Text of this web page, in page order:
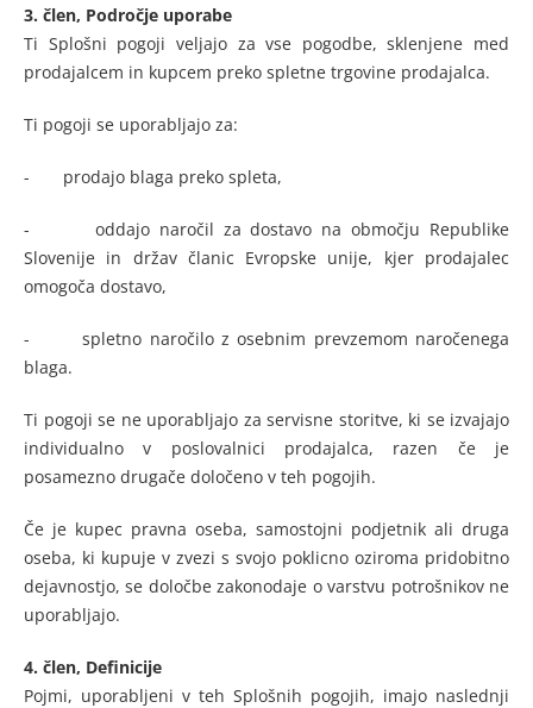
3. člen, Področje uporabe
Ti Splošni pogoji veljajo za vse pogodbe, sklenjene med
prodajalcem in kupcem preko spletne trgovine prodajalca.
Ti pogoji se uporabljajo za:
- prodajo blaga preko spleta,
- oddajo naročil za dostavo na območju Republike
Slovenije in držav članic Evropske unije, kjer prodajalec
omogoča dostavo,
- spletno naročilo z osebnim prevzemom naročenega
blaga.
Ti pogoji se ne uporabljajo za servisne storitve, ki se izvajajo
individualno v poslovalnici prodajalca, razen če je
posamezno drugače določeno v teh pogojih.
Če je kupec pravna oseba, samostojni podjetnik ali druga
oseba, ki kupuje v zvezi s svojo poklicno oziroma pridobitno
dejavnostjo, se določbe zakonodaje o varstvu potrošnikov ne
uporabljajo.
4. člen, Definicije
Pojmi, uporabljeni v teh Splošnih pogojih, imajo naslednji